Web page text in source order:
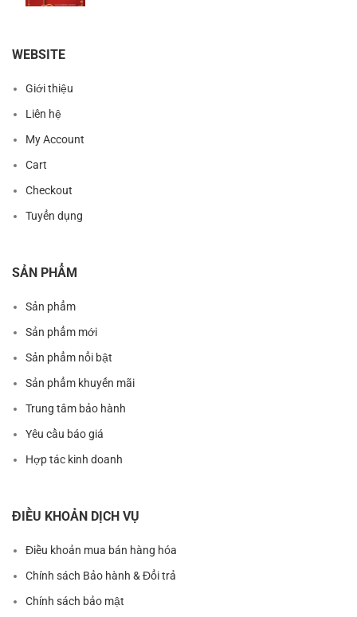
WEBSITE
Giới thiệu
Liên hệ
My Account
Cart
Checkout
Tuyển dụng
SẢN PHẨM
Sản phẩm
Sản phẩm mới
Sản phẩm nổi bật
Sản phẩm khuyến mãi
Trung tâm bảo hành
Yêu cầu báo giá
Hợp tác kinh doanh
ĐIỀU KHOẢN DỊCH VỤ
Điều khoản mua bán hàng hóa
Chính sách Bảo hành & Đổi trả
Chính sách bảo mật